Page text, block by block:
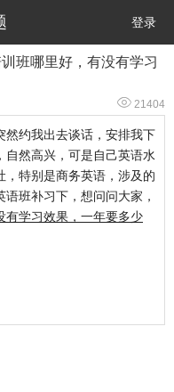
登录
班哪里好，有没有学习
 21404
然约我出去谈话，安排我下
自然高兴，可是自己英语水
，特别是商务英语，涉及的
班补习下，想问问大家，
有学习效果，一年要多少